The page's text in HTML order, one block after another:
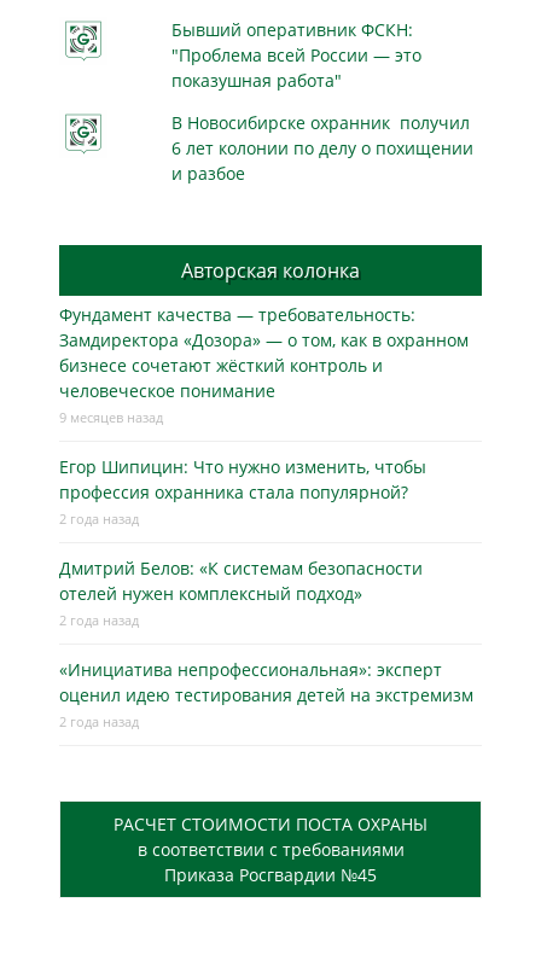
Бывший оперативник ФСКН:
"Проблема всей России — это
показушная работа"
В Новосибирске охранник получил
6 лет колонии по делу о похищении
и разбое
Авторская колонка
Фундамент качества — требовательность:
Замдиректора «Дозора» — о том, как в охранном
бизнесe сочетают жёсткий контроль и
человеческое понимание
9 месяцев назад
Егор Шипицин: Что нужно изменить, чтобы
профессия охранника стала популярной?
2 года назад
Дмитрий Белов: «К системам безопасности
отелей нужен комплексный подход»
2 года назад
«Инициатива непрофессиональная»: эксперт
оценил идею тестирования детей на экстремизм
2 года назад
РАСЧЕТ СТОИМОСТИ ПОСТА ОХРАНЫ
в соответствии с требованиями
Приказа Росгвардии №45